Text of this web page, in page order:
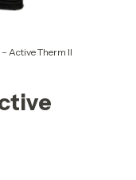
Active Therm II